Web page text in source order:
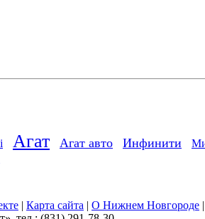
Агат Агат авто Инфинити
| Карта сайта | О Нижнем Новгороде |